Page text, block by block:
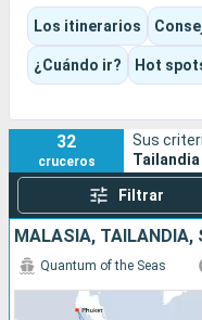
Koh Samui aporta un
cocoteros, templos
para un viaje que
los grandes paisajes del
Los itinerarios
¿Cuándo ir? Hot
32
cruceros
Sus
Tailandia
Filtrar
MALASIA, TAILANDIA,
Quantum of the Seas